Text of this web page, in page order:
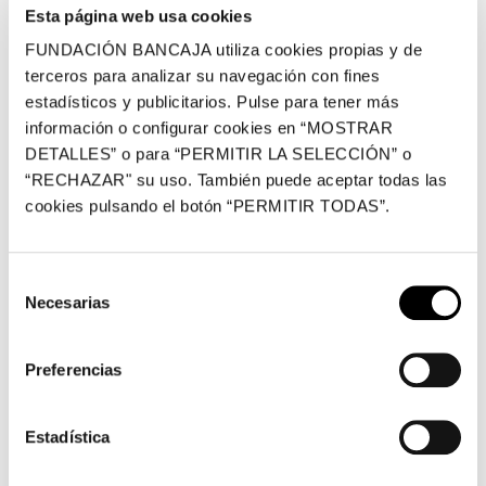
Esta página web usa cookies
FUNDACIÓN BANCAJA utiliza cookies propias y de
terceros para analizar su navegación con fines
estadísticos y publicitarios. Pulse para tener más
información o configurar cookies en “MOSTRAR
DETALLES” o para “PERMITIR LA SELECCIÓN” o
“RECHAZAR" su uso. También puede aceptar todas las
cookies pulsando el botón “PERMITIR TODAS”.
Necesarias
Preferencias
Estadística
dirigido por grandes profesionales y excelentes
personas. Cada taller es especial y diferente, siempre
nos sorprenden con ideas y trabajos frescos,
novedosos y adaptados a nuestros chicos. El arte
forma parte de nuestras vidas, de dentro hacia afuera
y de afuera hacia dentro.’, afirman Concha Ortiz y
Marina García, del taller creativo del Centro de Día El
Los talleres para personas con diversidad funcional de
años, acercar el arte de artistas como Sorolla, Picasso,
Alfaro, Julio Romero de Torres o Soledad Sevilla a cerca